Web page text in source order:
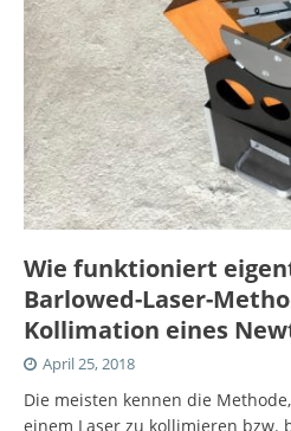
Wie funktioniert
Barlowed-Laser-
Kollimation eines
April 25, 2018
Die meisten kennen die
einem Laser zu kollimieren bzw.